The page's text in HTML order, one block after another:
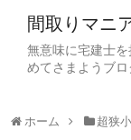
間取りマニ
無意味に宅建士
めてさまようブロ
ホーム 超狭